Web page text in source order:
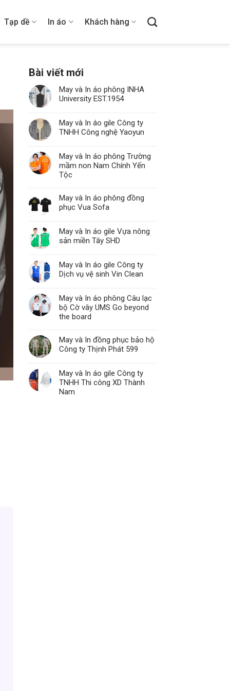
Tạp dề In áo Khách hàng
Bài viết mới
May và In áo phông INHA
University EST.1954
May và In áo gile Công ty
TNHH Công nghệ Yaoyun
May và In áo phông Trường
mầm non Nam Chính Yến
Tộc
May và In áo phông đồng
phục Vua Sofa
May và In áo gile Vựa nông
sản miền Tây SHD
May và In áo gile Công ty
Dịch vụ vệ sinh Vin Clean
May và In áo phông Câu lạc
bộ Cờ vây UMS Go beyond
the board
May và In đồng phục bảo hộ
Công ty Thịnh Phát 599
May và In áo gile Công ty
TNHH Thi công XD Thành
Nam